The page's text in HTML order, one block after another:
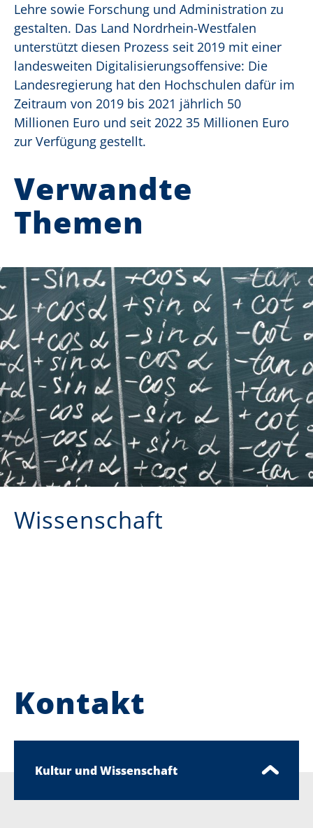
Lehre sowie Forschung und Administration zu
gestalten. Das Land Nordrhein-Westfalen
unterstützt diesen Prozess seit 2019 mit einer
landesweiten Digitalisierungsoffensive: Die
Landesregierung hat den Hochschulen dafür im
Zeitraum von 2019 bis 2021 jährlich 50
Millionen Euro und seit 2022 35 Millionen Euro
zur Verfügung gestellt.
Verwandte
Themen
Wissenschaft
Kontakt
Kultur und Wissenschaft